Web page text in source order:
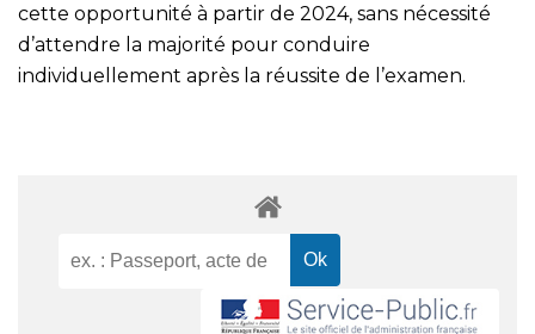
cette opportunité à partir de 2024, sans nécessité
d’attendre la majorité pour conduire
individuellement après la réussite de l’examen.